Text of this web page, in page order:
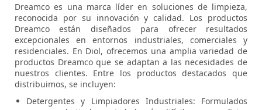
Dreamco es una marca líder en soluciones de limpieza,
reconocida por su innovación y calidad. Los productos
Dreamco están diseñados para ofrecer resultados
excepcionales en entornos industriales, comerciales y
residenciales. En Diol, ofrecemos una amplia variedad de
productos Dreamco que se adaptan a las necesidades de
nuestros clientes. Entre los productos destacados que
distribuimos, se incluyen:
Detergentes y Limpiadores Industriales: Formulados